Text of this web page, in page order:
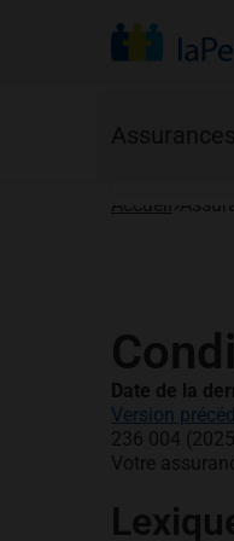
Trouvez
Auto
Jeunes
Accueil
Date de la
Version
236 004
Votre